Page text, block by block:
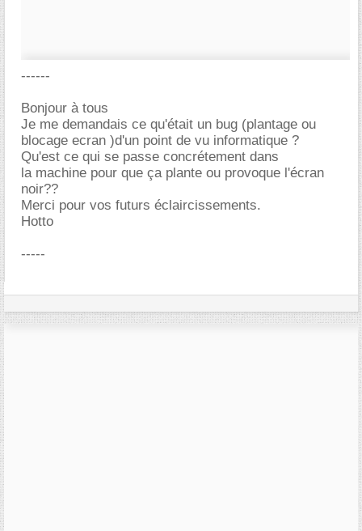
------
Bonjour à tous
Je me demandais ce qu'était un bug (plantage ou
blocage ecran )d'un point de vu informatique ?
Qu'est ce qui se passe concrétement dans
la machine pour que ça plante ou provoque l'écran
noir??
Merci pour vos futurs éclaircissements.
Hotto
-----